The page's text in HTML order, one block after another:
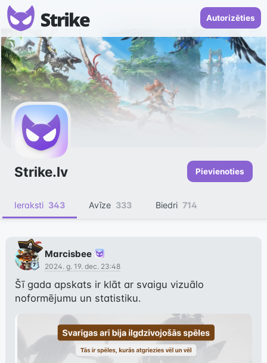
Autorizēties
Strike.lv Pievienoties
Ieraksti 343 Avīze 333 Biedri 714
Marcisbee
2024. g. 19. dec. 23:48
Šī gada apskats ir klāt ar svaigu vizuālo
noformējumu un statistiku.